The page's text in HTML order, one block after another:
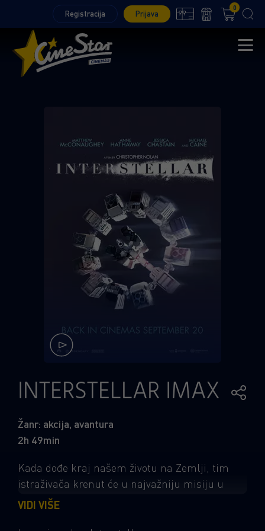
Registracija Prijava
0
INTERSTELLAR IMAX
Žanr: akcija, avantura
2h 49min
Kada dođe kraj našem životu na Zemlji, tim
istraživača krenut će u najvažniju misiju u
povijesti čovječanstva: na put izvan granica
VIDI VIŠE